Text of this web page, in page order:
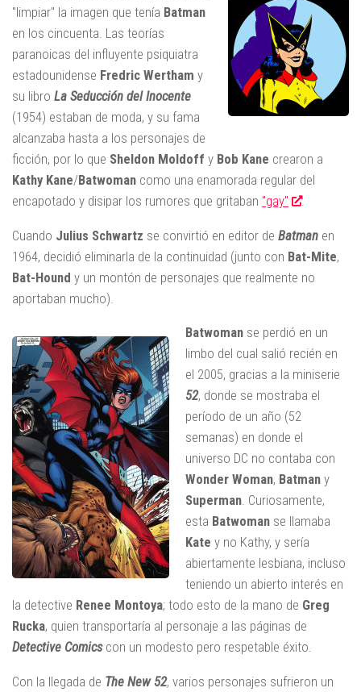
"limpiar" la imagen que tenía Batman
en los cincuenta. Las teorías
paranoicas del influyente psiquiatra
estadounidense Fredric Wertham y
su libro La Seducción del Inocente
(1954) estaban de moda, y su fama
alcanzaba hasta a los personajes de
ficción, por lo que Sheldon Moldoff y Bob Kane crearon a
Kathy Kane/Batwoman como una enamorada regular del
encapotado y disipar los rumores que gritaban "gay" .
Cuando Julius Schwartz se convirtió en editor de Batman en
1964, decidió eliminarla de la continuidad (junto con Bat-Mite,
Bat-Hound y un montón de personajes que realmente no
aportaban mucho).
Batwoman se perdió en un
limbo del cual salió recién en
el 2005, gracias a la miniserie
52, donde se mostraba el
período de un año (52
semanas) en donde el
universo DC no contaba con
Wonder Woman, Batman y
Superman. Curiosamente,
esta Batwoman se llamaba
Kate y no Kathy, y sería
abiertamente lesbiana, incluso
teniendo un abierto interés en
la detective Renee Montoya; todo esto de la mano de Greg
Rucka, quien transportaría al personaje a las páginas de
Detective Comicscon un modesto pero respetable éxito.
Con la llegada de The New 52, varios personajes sufrieron un